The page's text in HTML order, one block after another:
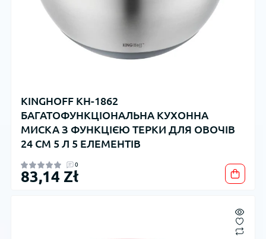
KINGHOFF KH-1862
БАГАТОФУНКЦІОНАЛЬНА КУХОННА
МИСКА З ФУНКЦІЄЮ ТЕРКИ ДЛЯ ОВОЧІВ
24 СМ 5 Л 5 ЕЛЕМЕНТІВ
0
83,14 Zł